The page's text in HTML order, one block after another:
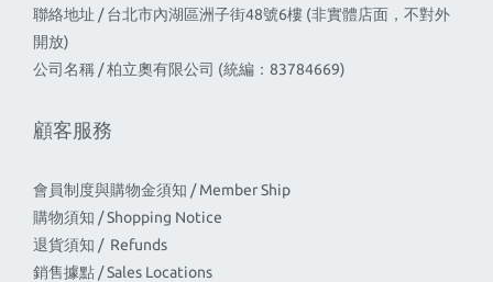
聯絡地址 / 台北市內湖區洲子街48號6樓 (非實體店面，不對外
開放)
公司名稱 / 柏立奧有限公司 (統編：83784669)
顧客服務
會員制度與購物金須知 / Member Ship
購物須知 / Shopping Notice
退貨須知 / Refunds
銷售據點 / Sales Locations